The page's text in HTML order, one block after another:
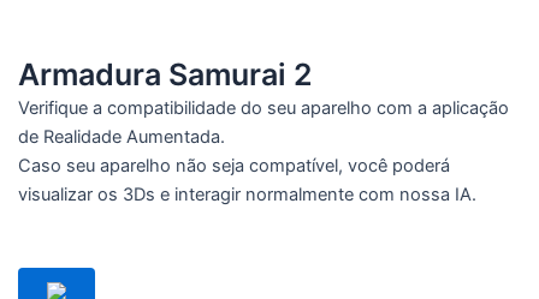
Armadura Samurai 2
Verifique a compatibilidade do seu aparelho com a aplicação
de Realidade Aumentada.
Caso seu aparelho não seja compatível, você poderá
visualizar os 3Ds e interagir normalmente com nossa IA.